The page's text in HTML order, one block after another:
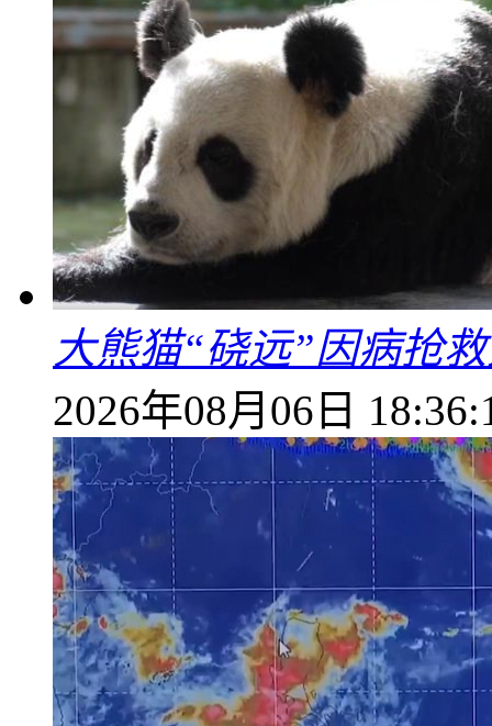
大熊猫“硗远”因病抢
2026年08月06日